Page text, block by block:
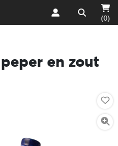
(0)
en zout